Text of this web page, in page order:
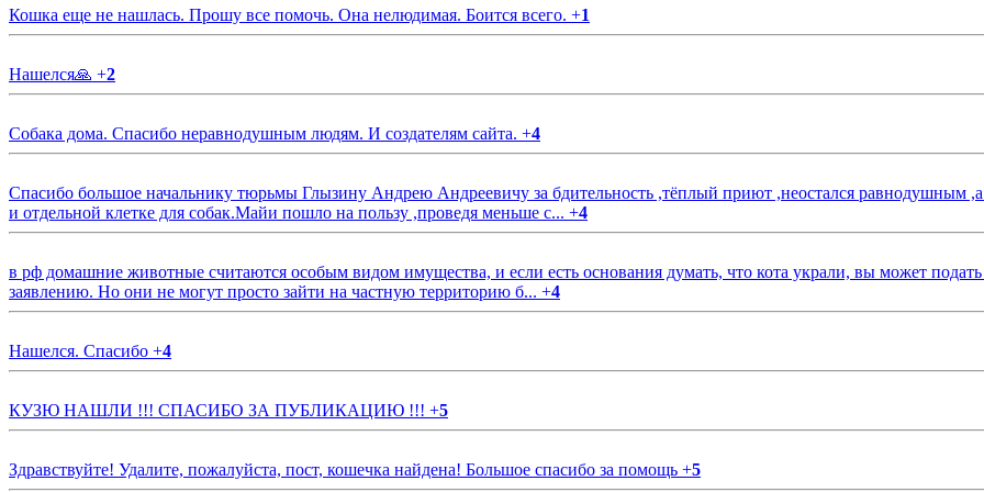
Кошка еще не нашлась. Прошу все помочь. Она нелюдимая. Боится всего. +1
Нашелся🙏 +2
Собака дома. Спасибо неравнодушным людям. И создателям сайта. +4
Спасибо большое начальнику тюрьмы Глызину Андрею Андреевичу за бдительность ,тёплый приют ,неостался равнодушным
и отдельной клетке для собак.Майи пошло на пользу ,проведя меньше с... +4
в рф домашние животные считаются особым видом имущества, и если есть основания думать, что кота украли, вы может
заявлению. Но они не могут просто зайти на частную территорию б... +4
Нашелся. Спасибо +4
КУЗЮ НАШЛИ !!! СПАСИБО ЗА ПУБЛИКАЦИЮ !!! +5
Здравствуйте! Удалите, пожалуйста, пост, кошечка найдена! Большое спасибо за помощь +5